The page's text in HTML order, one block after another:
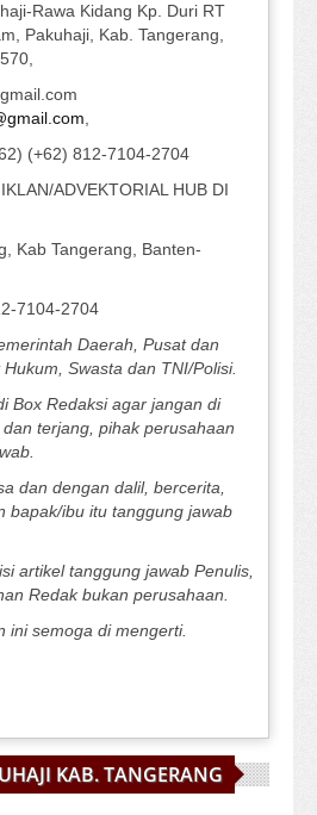
Rawa Kidang Kp. Duri RT
Pakuhaji, Kab. Tangerang,
(+62) 812-7104-2704
ADVEKTORIAL HUB DI
Kab Tangerang, Banten-
7104-2704
Daerah, Pusat dan
Swasta dan TNI/Polisi.
Box Redaksi agar jangan di
terjang, pihak perusahaan
dan dengan dalil, bercerita,
bapak/ibu itu tanggung jawab
artikel tanggung jawab Penulis,
Redak bukan perusahaan.
ini semoga di mengerti.
KAB. TANGERANG